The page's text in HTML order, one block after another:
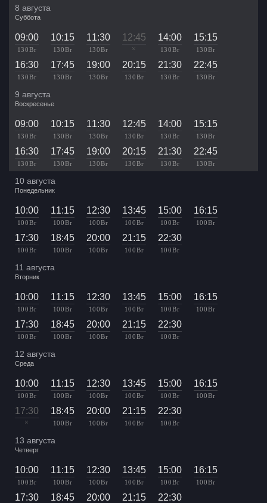
8 августа
Суббота
09:00
130 Br
10:15
130 Br
11:30
130 Br
12:45
×
14:00
130 Br
15:15
130 Br
16:30
130 Br
17:45
130 Br
19:00
130 Br
20:15
130 Br
21:30
130 Br
22:45
130 Br
9 августа
Воскресенье
09:00
130 Br
10:15
130 Br
11:30
130 Br
12:45
130 Br
14:00
130 Br
15:15
130 Br
16:30
130 Br
17:45
130 Br
19:00
130 Br
20:15
130 Br
21:30
130 Br
22:45
130 Br
10 августа
Понедельник
10:00
100 Br
11:15
100 Br
12:30
100 Br
13:45
100 Br
15:00
100 Br
16:15
100 Br
17:30
100 Br
18:45
100 Br
20:00
100 Br
21:15
100 Br
22:30
100 Br
11 августа
Вторник
10:00
100 Br
11:15
100 Br
12:30
100 Br
13:45
100 Br
15:00
100 Br
16:15
100 Br
17:30
100 Br
18:45
100 Br
20:00
100 Br
21:15
100 Br
22:30
100 Br
12 августа
Среда
10:00
100 Br
11:15
100 Br
12:30
100 Br
13:45
100 Br
15:00
100 Br
16:15
100 Br
17:30
×
18:45
100 Br
20:00
100 Br
21:15
100 Br
22:30
100 Br
13 августа
Четверг
10:00
100 Br
11:15
100 Br
12:30
100 Br
13:45
100 Br
15:00
100 Br
16:15
100 Br
17:30 18:45 20:00 21:15 22:30